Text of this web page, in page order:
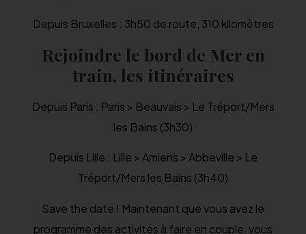
Depuis Bruxelles : 3h50 de route, 310 kilomètres
Rejoindre le bord de Mer en
train, les itinéraires
Depuis Paris : Paris > Beauvais > Le Tréport/Mers
les Bains (3h30)
Depuis Lille : Lille > Amiens > Abbeville > Le
Tréport/Mers les Bains (3h40)
Save the date ! Maintenant que vous avez le
programme des activités à faire en couple, vous